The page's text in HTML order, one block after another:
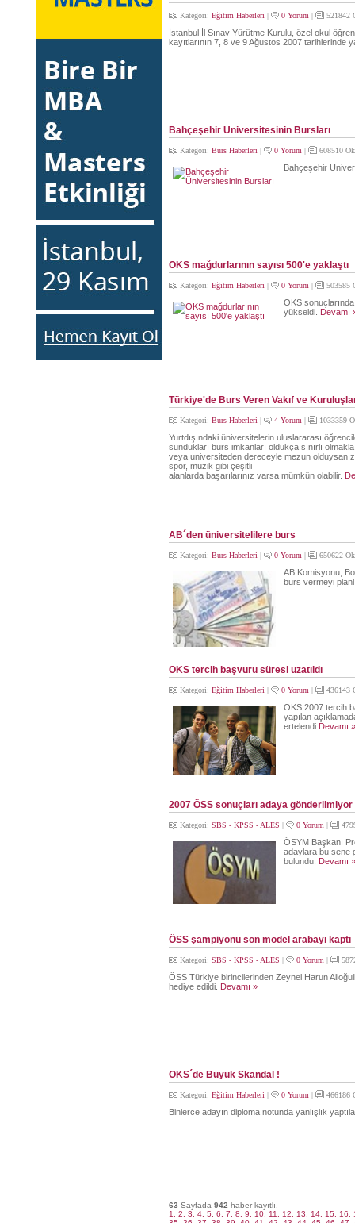
Kategori: Eğitim Haberleri | 0 Yorum | 521842
İstanbul İl Sınav Yürütme Kurulu, özel okul
kayıtlarının 7, 8 ve 9 Ağustos 2007 tarihlerinde
Bahçeşehir Üniversitesinin Bursları
Kategori: Burs Haberleri | 0 Yorum | 608510
Bahçeşehir
OKS mağdurlarının sayısı 500'e yaklaştı
Kategori: Eğitim Haberleri | 0 Yorum | 503585
OKS
yükseldi. Devamı
Türkiye'de Burs Veren Vakıf ve
Kategori: Burs Haberleri | 4 Yorum | 1033359
Yurtdışındaki üniversitelerin uluslararası
sundukları burs imkanları oldukça sınırlı
veya universiteden dereceyle mezun
spor, müzik gibi çeşitli
alanlarda başarılarınız varsa mümkün olabilir.
AB´den üniversitelilere burs
Kategori: Burs Haberleri | 0 Yorum | 650622
AB Komisyonu,
burs vermeyi
OKS tercih başvuru süresi uzatıldı
Kategori: Eğitim Haberleri | 0 Yorum | 436143
OKS 2007 tercih
yapılan
ertelendi Devamı »
2007 ÖSS sonuçları adaya gönderilmiyor
Kategori: SBS - KPSS - ALES | 0 Yorum |
ÖSYM Başkanı
adaylara bu sene
bulundu. Devamı »
ÖSS şampiyonu son model arabayı kaptı
Kategori: SBS - KPSS - ALES | 0 Yorum |
ÖSS Türkiye birincilerinden Zeynel Harun
hediye edildi. Devamı »
OKS´de Büyük Skandal !
Kategori: Eğitim Haberleri | 0 Yorum | 466186
Binlerce adayın diploma notunda yanlışlık
63 Sayfada 942 haber kayıtlı.
1.
2. 3. 4. 5. 6. 7. 8. 9. 10. 11. 12. 13. 14. 15. 16.